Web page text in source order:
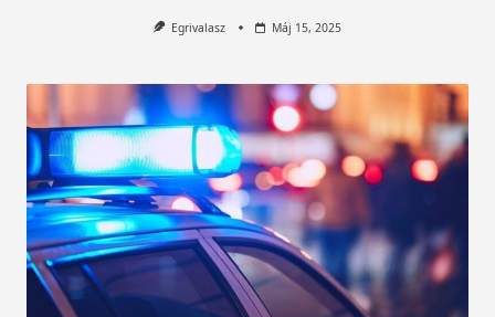
Egrivalasz Máj 15, 2025